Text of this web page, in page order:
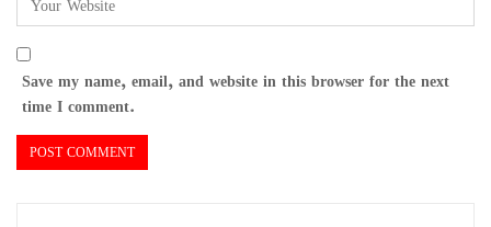
Save my name, email, and website in this browser for the next
time I comment.